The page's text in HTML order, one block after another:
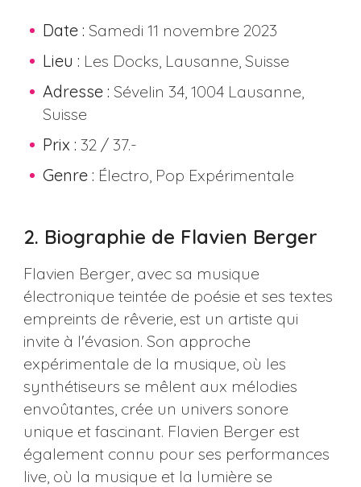
Date : Samedi 11 novembre 2023
Lieu : Les Docks, Lausanne, Suisse
Adresse : Sévelin 34, 1004 Lausanne,
Suisse
Prix : 32 / 37.-
Genre : Électro, Pop Expérimentale
2. Biographie de Flavien Berger
Flavien Berger, avec sa musique
électronique teintée de poésie et ses textes
empreints de rêverie, est un artiste qui
invite à l'évasion. Son approche
expérimentale de la musique, où les
synthétiseurs se mêlent aux mélodies
envoûtantes, crée un univers sonore
unique et fascinant. Flavien Berger est
également connu pour ses performances
live, où la musique et la lumière se